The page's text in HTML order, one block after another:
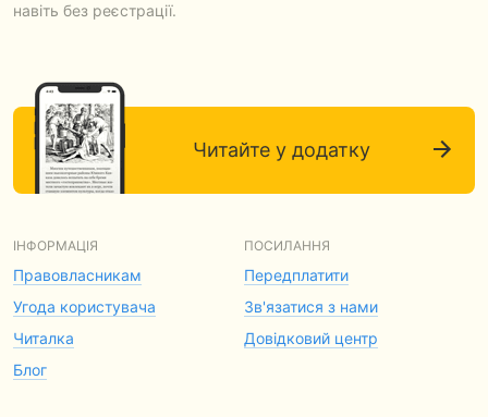
навіть без реєстрації.
Читайте у додатку
ІНФОРМАЦІЯ
Правовласникам
Угода користувача
Читалка
Блог
ПОСИЛАННЯ
Передплатити
Зв'язатися з нами
Довідковий центр